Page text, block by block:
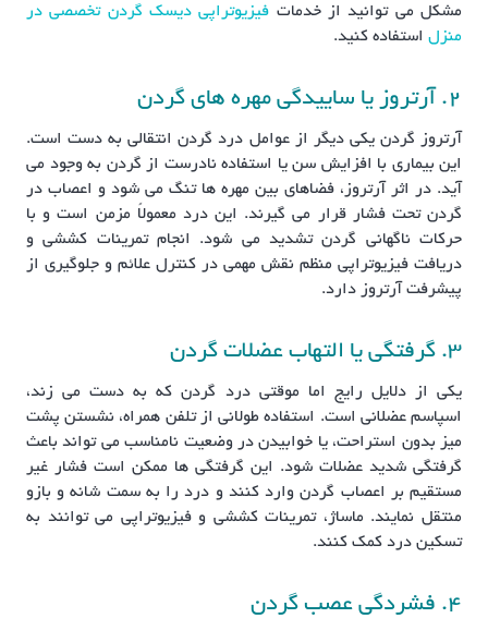
مشکل می توانید از خدمات فیزیوتراپی دیسک گردن تخصصی در
منزل استفاده کنید.
2. آرتروز یا ساییدگی مهره های گردن
آرتروز گردن یکی دیگر از عوامل درد گردن انتقالی به دست است.
این بیماری با افزایش سن یا استفاده نادرست از گردن به وجود می
آید. در اثر آرتروز، فضاهای بین مهره ها تنگ می شود و اعصاب در
گردن تحت فشار قرار می گیرند. این درد معمولاً مزمن است و با
حرکات ناگهانی گردن تشدید می شود. انجام تمرینات کششی و
دریافت فیزیوتراپی منظم نقش مهمی در کنترل علائم و جلوگیری از
پیشرفت آرتروز دارد.
3. گرفتگی یا التهاب عضلات گردن
یکی از دلایل رایج اما موقتی درد گردن که به دست می زند،
اسپاسم عضلانی است. استفاده طولانی از تلفن همراه، نشستن پشت
میز بدون استراحت، یا خوابیدن در وضعیت نامناسب می تواند باعث
گرفتگی شدید عضلات شود. این گرفتگی ها ممکن است فشار غیر
مستقیم بر اعصاب گردن وارد کنند و درد را به سمت شانه و بازو
منتقل نمایند. ماساژ، تمرینات کششی و فیزیوتراپی می توانند به
تسکین درد کمک کنند.
4. فشردگی عصب گردن